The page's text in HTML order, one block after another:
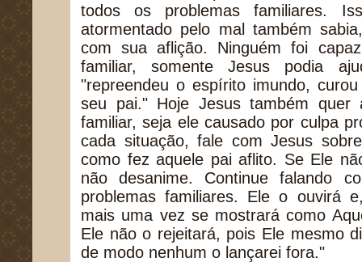
todos os problemas familiares.
atormentado pelo mal também
com sua aflição. Ninguém foi
familiar, somente Jesus podia
"repreendeu o espírito imundo,
seu pai." Hoje Jesus também quer
familiar, seja ele causado por culpa
cada situação, fale com Jesus
como fez aquele pai aflito. Se Ele
não desanime. Continue falando
problemas familiares. Ele o ouvirá
mais uma vez se mostrará como
Ele não o rejeitará, pois Ele mesmo
de modo nenhum o lançarei fora."